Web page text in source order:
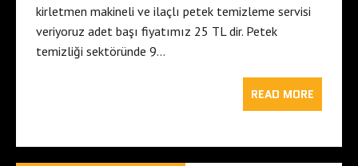
kirletmen makineli ve ilaçlı petek temizleme servisi
veriyoruz adet başı fiyatımız 25 TL dir. Petek
temizliği sektöründe 9…
READ MORE